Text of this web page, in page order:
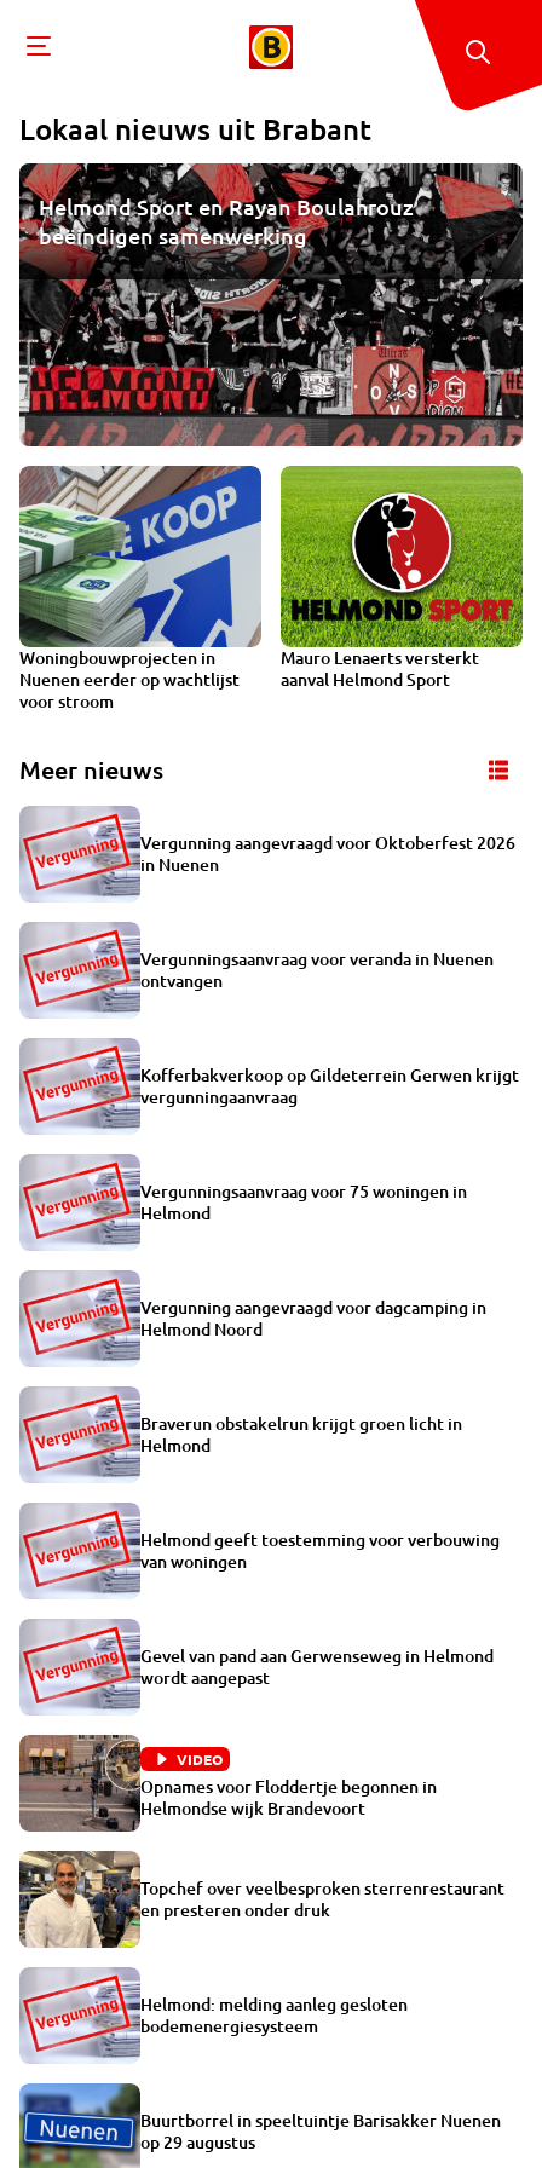
Lokaal nieuws uit Brabant
Helmond Sport en Rayan Boulahrouz
beëindigen samenwerking
Woningbouwprojecten in
Nuenen eerder op wachtlijst
voor stroom
Mauro Lenaerts versterkt
aanval Helmond Sport
Meer nieuws
Vergunning aangevraagd voor Oktoberfest 2026
in Nuenen
Vergunningsaanvraag voor veranda in Nuenen
ontvangen
Kofferbakverkoop op Gildeterrein Gerwen krijgt
vergunningaanvraag
Vergunningsaanvraag voor 75 woningen in
Helmond
Vergunning aangevraagd voor dagcamping in
Helmond Noord
Braverun obstakelrun krijgt groen licht in
Helmond
Helmond geeft toestemming voor verbouwing
van woningen
Gevel van pand aan Gerwenseweg in Helmond
wordt aangepast
VIDEO
Opnames voor Floddertje begonnen in
Helmondse wijk Brandevoort
Topchef over veelbesproken sterrenrestaurant
en presteren onder druk
Helmond: melding aanleg gesloten
bodemenergiesysteem
Buurtborrel in speeltuintje Barisakker Nuenen
op 29 augustus